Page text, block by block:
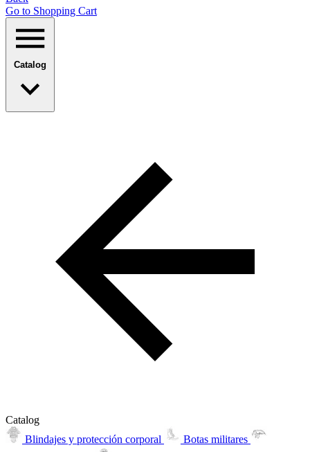
Go to Shopping Сart
Catalog
Catalog
Blindajes y protección corporal
Botas militares